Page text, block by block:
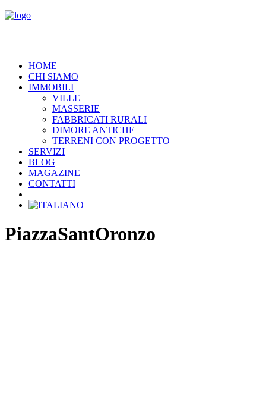
HOME
CHI SIAMO
IMMOBILI
VILLE
MASSERIE
FABBRICATI RURALI
DIMORE ANTICHE
TERRENI CON PROGETTO
SERVIZI
BLOG
MAGAZINE
CONTATTI
PiazzaSantOronzo